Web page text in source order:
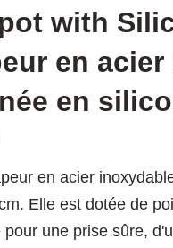
with
en
en
en acier
Elle est dotée de
une prise sûre,